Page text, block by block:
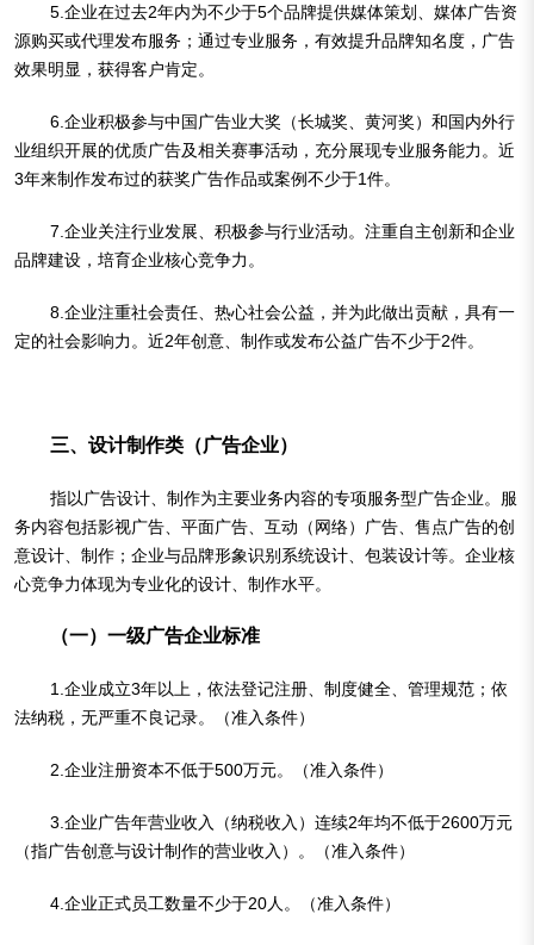
5.企业在过去2年内为不少于5个品牌提供媒体策划、媒体广告资
源购买或代理发布服务；通过专业服务，有效提升品牌知名度，广告
效果明显，获得客户肯定。
6.企业积极参与中国广告业大奖（长城奖、黄河奖）和国内外行
业组织开展的优质广告及相关赛事活动，充分展现专业服务能力。近
3年来制作发布过的获奖广告作品或案例不少于1件。
7.企业关注行业发展、积极参与行业活动。注重自主创新和企业
品牌建设，培育企业核心竞争力。
8.企业注重社会责任、热心社会公益，并为此做出贡献，具有一
定的社会影响力。近2年创意、制作或发布公益广告不少于2件。
三、设计制作类（广告企业）
指以广告设计、制作为主要业务内容的专项服务型广告企业。服
务内容包括影视广告、平面广告、互动（网络）广告、售点广告的创
意设计、制作；企业与品牌形象识别系统设计、包装设计等。企业核
心竞争力体现为专业化的设计、制作水平。
（一）一级广告企业标准
1.企业成立3年以上，依法登记注册、制度健全、管理规范；依
法纳税，无严重不良记录。（准入条件）
2.企业注册资本不低于500万元。（准入条件）
3.企业广告年营业收入（纳税收入）连续2年均不低于2600万元
（指广告创意与设计制作的营业收入）。（准入条件）
4.企业正式员工数量不少于20人。（准入条件）